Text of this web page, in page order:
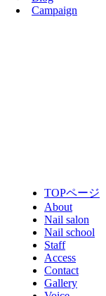
Campaign
TOPページ
About
Nail salon
Nail school
Staff
Access
Contact
Gallery